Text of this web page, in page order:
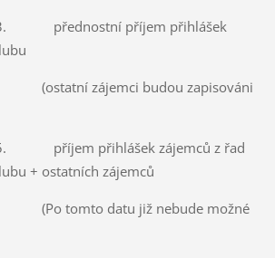
příjem přihlášek
budou zapisováni
přihlášek zájemců z řad
+ ostatních zájemců
již nebude možné